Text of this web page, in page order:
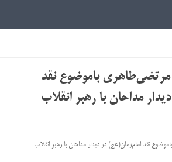
باموضوع نقد
مداحان با رهبر انقلاب
نقد امام‌زمان(عج) در دیدار مداحان با رهبر انقلاب